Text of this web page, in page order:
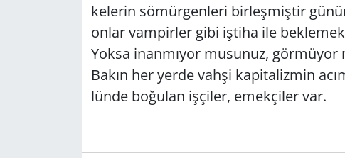
ke­le­rin sö­mür­gen­le­ri bir­leş­miş­tir
onlar vam­pir­ler gibi iş­ti­ha ile
Yoksa inan­mı­yor mu­su­nuz, gör­mü­yor
Bakın her yerde vahşi ka­pi­ta­liz­min
lün­de bo­ğu­lan iş­çi­ler, emek­çi­ler var.